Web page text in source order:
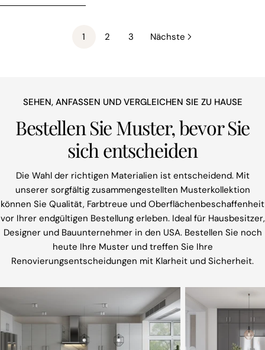
1 2 3 Nächste
SEHEN, ANFASSEN UND VERGLEICHEN SIE ZU HAUSE
Bestellen Sie Muster, bevor Sie
sich entscheiden
Die Wahl der richtigen Materialien ist entscheidend. Mit
unserer sorgfältig zusammengestellten Musterkollektion
können Sie Qualität, Farbtreue und Oberflächenbeschaffenheit
vor Ihrer endgültigen Bestellung erleben. Ideal für Hausbesitzer,
Designer und Bauunternehmer in den USA. Bestellen Sie noch
heute Ihre Muster und treffen Sie Ihre
Renovierungsentscheidungen mit Klarheit und Sicherheit.